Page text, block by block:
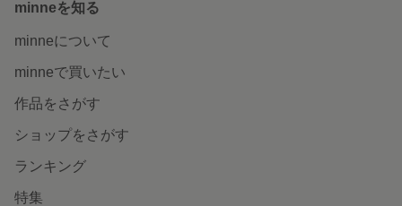
minneを知る
minneについて
minneで買いたい
作品をさがす
ショップをさがす
ランキング
特集